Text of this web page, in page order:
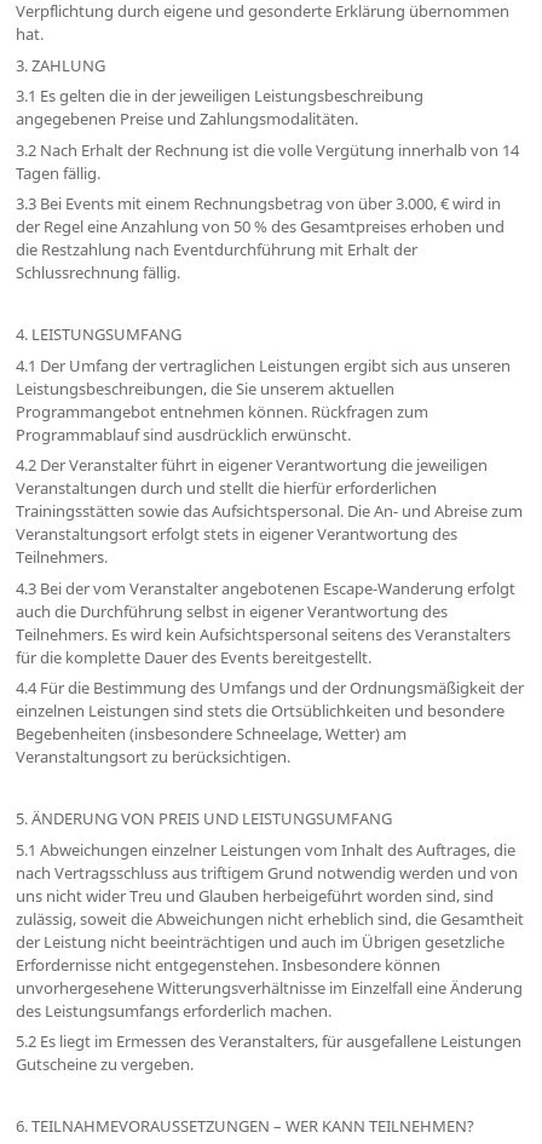
Verpflichtung durch eigene und gesonderte Erklärung übernommen
hat.
3. ZAHLUNG
3.1 Es gelten die in der jeweiligen Leistungsbeschreibung
angegebenen Preise und Zahlungsmodalitäten.
3.2 Nach Erhalt der Rechnung ist die volle Vergütung innerhalb von 14
Tagen fällig.
3.3 Bei Events mit einem Rechnungsbetrag von über 3.000, € wird in
der Regel eine Anzahlung von 50 % des Gesamtpreises erhoben und
die Restzahlung nach Eventdurchführung mit Erhalt der
Schlussrechnung fällig.
4. LEISTUNGSUMFANG
4.1 Der Umfang der vertraglichen Leistungen ergibt sich aus unseren
Leistungsbeschreibungen, die Sie unserem aktuellen
Programmangebot entnehmen können. Rückfragen zum
Programmablauf sind ausdrücklich erwünscht.
4.2 Der Veranstalter führt in eigener Verantwortung die jeweiligen
Veranstaltungen durch und stellt die hierfür erforderlichen
Trainingsstätten sowie das Aufsichtspersonal. Die An- und Abreise zum
Veranstaltungsort erfolgt stets in eigener Verantwortung des
Teilnehmers.
4.3 Bei der vom Veranstalter angebotenen Escape-Wanderung erfolgt
auch die Durchführung selbst in eigener Verantwortung des
Teilnehmers. Es wird kein Aufsichtspersonal seitens des Veranstalters
für die komplette Dauer des Events bereitgestellt.
4.4 Für die Bestimmung des Umfangs und der Ordnungsmäßigkeit der
einzelnen Leistungen sind stets die Ortsüblichkeiten und besondere
Begebenheiten (insbesondere Schneelage, Wetter) am
Veranstaltungsort zu berücksichtigen.
5. ÄNDERUNG VON PREIS UND LEISTUNGSUMFANG
5.1 Abweichungen einzelner Leistungen vom Inhalt des Auftrages, die
nach Vertragsschluss aus triftigem Grund notwendig werden und von
uns nicht wider Treu und Glauben herbeigeführt worden sind, sind
zulässig, soweit die Abweichungen nicht erheblich sind, die Gesamtheit
der Leistung nicht beeinträchtigen und auch im Übrigen gesetzliche
Erfordernisse nicht entgegenstehen. Insbesondere können
unvorhergesehene Witterungsverhältnisse im Einzelfall eine Änderung
des Leistungsumfangs erforderlich machen.
5.2 Es liegt im Ermessen des Veranstalters, für ausgefallene Leistungen
Gutscheine zu vergeben.
6. TEILNAHMEVORAUSSETZUNGEN – WER KANN TEILNEHMEN?